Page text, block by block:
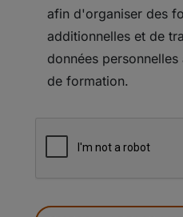
afin d'organiser des
additionnelles et de
données
de formation.
PEOPLE